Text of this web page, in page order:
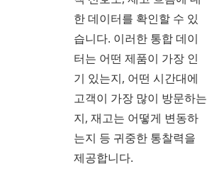
한 데이터를 확인할 수 있
습니다. 이러한 통합 데이
터는 어떤 제품이 가장 인
기 있는지, 어떤 시간대에
고객이 가장 많이 방문하는
지, 재고는 어떻게 변동하
는지 등 귀중한 통찰력을
제공합니다.